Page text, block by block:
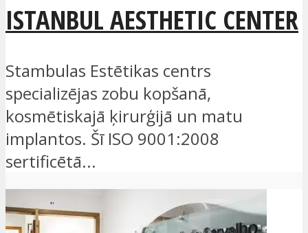
ISTANBUL AESTHETIC CENTER
Stambulas Estētikas centrs
specializējas zobu kopšanā,
kosmētiskajā ķirurģijā un matu
implantos. Šī ISO 9001:2008
sertificētā...